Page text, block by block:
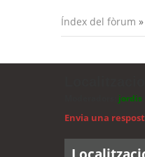
Índex del fòrum »
jordis
Envia una